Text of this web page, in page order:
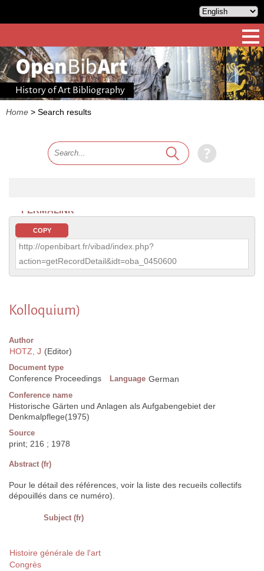
History of Art Bibliography
Home > Search results
PERMALINK
COPY
http://openbibart.fr/vibad/index.php?
action=getRecordDetail&idt=oba_0450600
Kolloquium)
Author
HOTZ, J (Editor)
Document type
Conference Proceedings Language German
Conference name
Historische Gärten und Anlagen als Aufgabengebiet der
Denkmalpflege(1975)
Source
print; 216 ; 1978
Abstract (fr)
Pour le détail des références, voir la liste des recueils collectifs
dépouillés dans ce numéro).
Subject (fr)
Histoire générale de l'art
Congrès